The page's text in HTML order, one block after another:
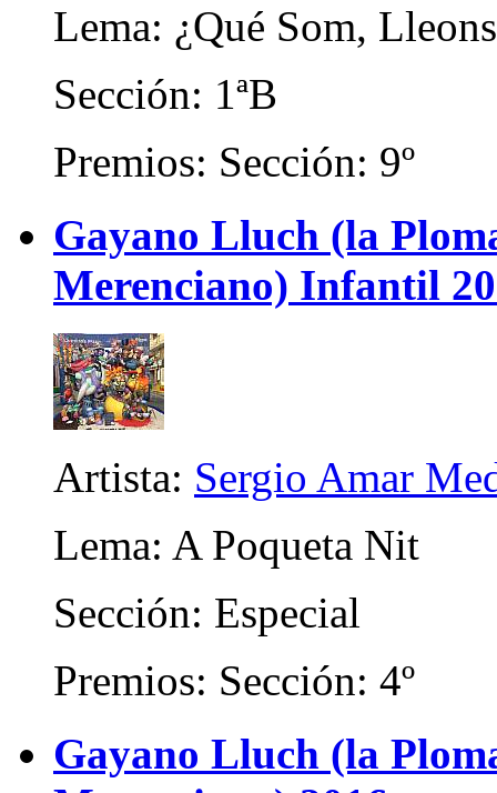
Lema: ¿Qué Som,
Sección: 1ªB
Premios: Sección: 9º
Gayano Lluch (la
Merenciano) Infantil
Artista: Sergio Amar
Lema: A Poqueta Nit
Sección: Especial
Premios: Sección: 4º
Gayano Lluch (la